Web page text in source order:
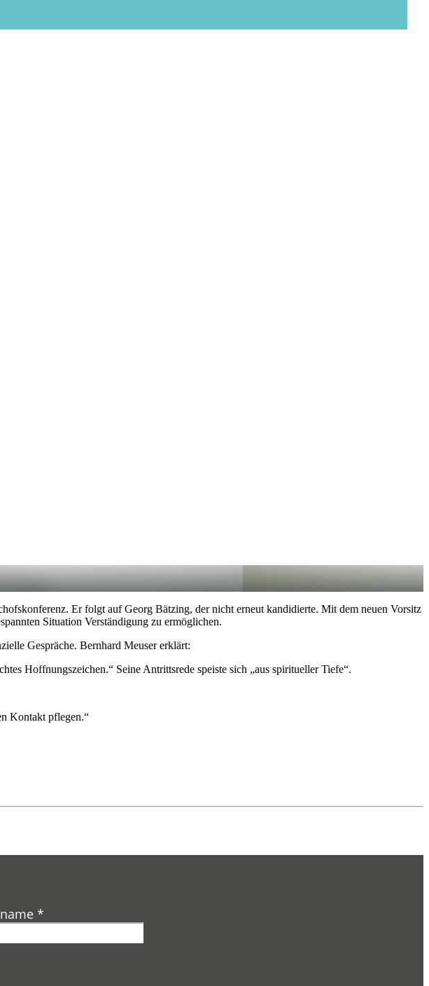
Er folgt auf Georg Bätzing, der nicht erneut kandidierte. Mit dem neuen Vorsitz
Situation Verständigung zu ermöglichen.
Gespräche. Bernhard Meuser erklärt:
Hoffnungszeichen.“ Seine Antrittsrede speiste sich „aus spiritueller Tiefe“.
Kontakt pflegen.“
*